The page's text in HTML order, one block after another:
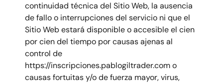
continuidad técnica del Sitio Web, la ausencia
de fallo o interrupciones del servicio ni que el
Sitio Web estará disponible o accesible el cien
por cien del tiempo por causas ajenas al
control de
https://inscripciones.pablogiltrader.com o
causas fortuitas y/o de fuerza mayor, virus,